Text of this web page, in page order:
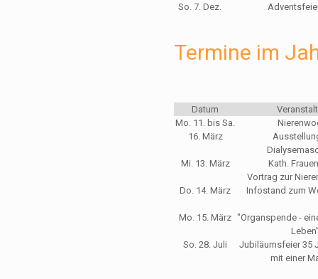
So. 7. Dez.
Termine im
Datum
Mo. 11. bis Sa.
16. März
Mi. 13. März
Kath.
Vortrag zur
Do. 14. März
Infostand zum
Mo. 15. März "Organspende -
So. 28. Juli
Jubiläumsfeier 35
mit einer